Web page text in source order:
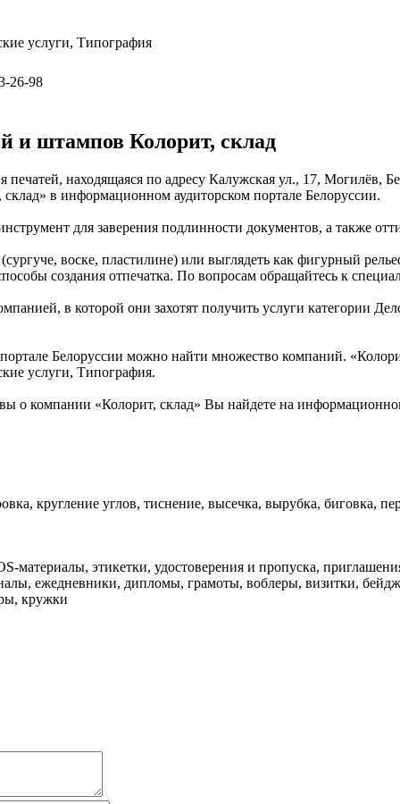
услуги, Типография
26-98
и штампов Колорит, склад
печатей, находящаяся по адресу Калужская ул., 17,
в информационном аудиторском портале Белоруссии.
для заверения подлинности документов, а также
воске, пластилине) или выглядеть как фигурный
создания отпечатка. По вопросам обращайтесь к
в которой они захотят получить услуги категории
Белоруссии можно найти множество компаний.
услуги, Типография.
о компании «Колорит, склад» Вы найдете на
кругление углов, тиснение, высечка, вырубка, биговка,
материалы, этикетки, удостоверения и пропуска,
ежедневники, дипломы, грамоты, воблеры, визитки,
кружки